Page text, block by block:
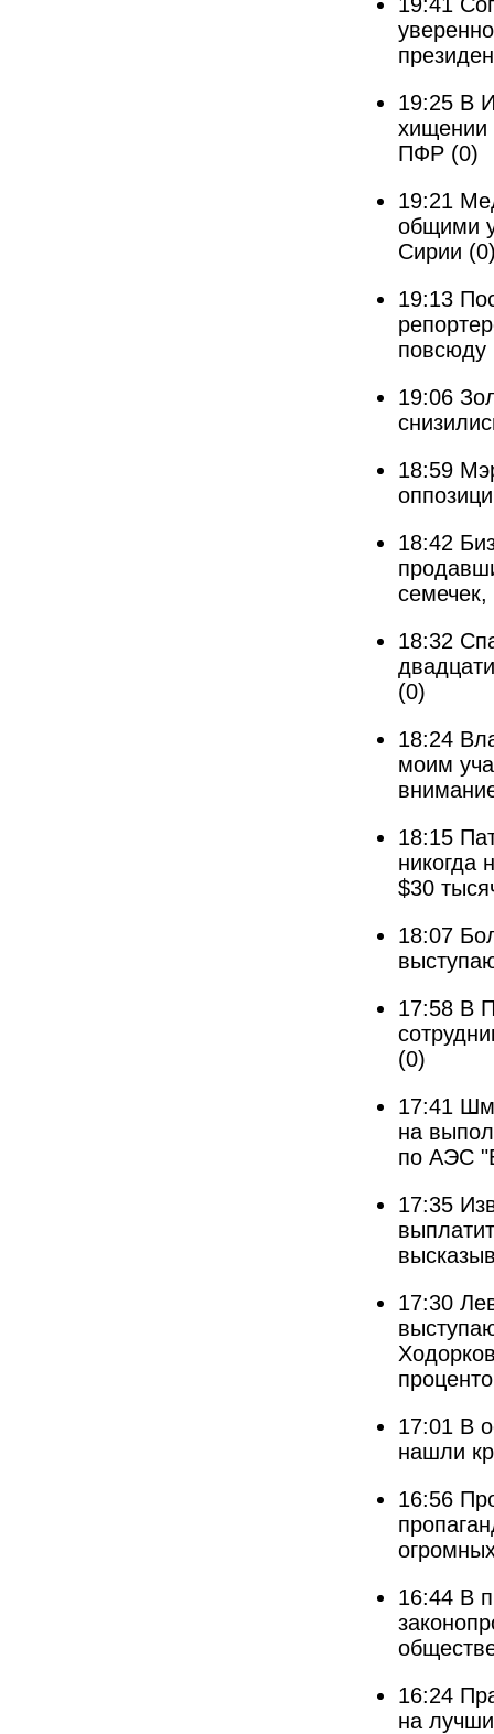
19:25 В
хищении
ПФР (0)
19:21
общими
Сирии
19:13
повсюду
19:06
18:59
18:42
18:32
(0)
18:24
моим
18:15
никогда
$30
18:07
17:58 В
(0)
17:41
на
по АЭС
17:35
17:30
17:01 В
нашли
16:56
16:44 В
16:24
на